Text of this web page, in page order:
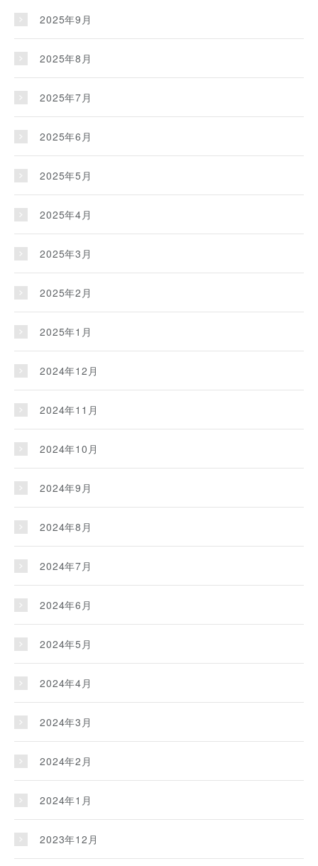
2025年9月
2025年8月
2025年7月
2025年6月
2025年5月
2025年4月
2025年3月
2025年2月
2025年1月
2024年12月
2024年11月
2024年10月
2024年9月
2024年8月
2024年7月
2024年6月
2024年5月
2024年4月
2024年3月
2024年2月
2024年1月
2023年12月